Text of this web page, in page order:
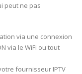
peut ne pas
via une connexion
via le WiFi ou tout
fournisseur IPTV